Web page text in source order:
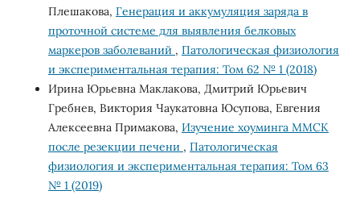
Плешакова, Генерация и аккумуляция заряда в
проточной системе для выявления белковых
маркеров заболеваний , Патологическая физиология
и экспериментальная терапия: Том 62 № 1 (2018)
Ирина Юрьевна Маклакова, Дмитрий Юрьевич
Гребнев, Виктория Чаукатовна Юсупова, Евгения
Алексеевна Примакова, Изучение хоуминга ММСК
после резекции печени , Патологическая
физиология и экспериментальная терапия: Том 63
№ 1 (2019)